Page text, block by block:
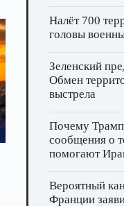
Налёт 700
головы
Зеленский
Обмен
выстрела
Почему
сообщения о
помогают
Вероятный
Франции